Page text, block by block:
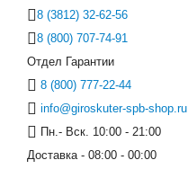
8 (3812) 32-62-56
8 (800) 707-74-91
Отдел Гарантии
8 (800) 777-22-44
info@giroskuter-spb-shop.ru
Пн.- Вск. 10:00 - 21:00
Доставка - 08:00 - 00:00